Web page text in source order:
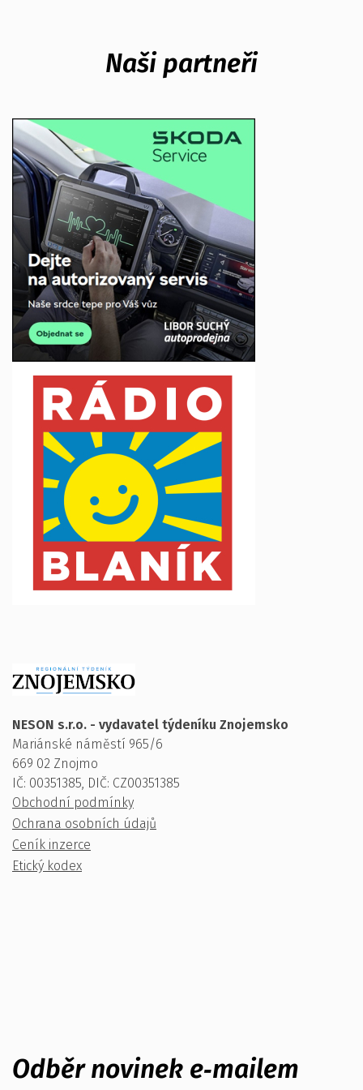
Naši partneři
NESON s.r.o. - vydavatel týdeníku Znojemsko
Mariánské náměstí 965/6
669 02 Znojmo
IČ: 00351385, DIČ: CZ00351385
Obchodní podmínky
Ochrana osobních údajů
Ceník inzerce
Etický kodex
Odběr novinek e‑mailem